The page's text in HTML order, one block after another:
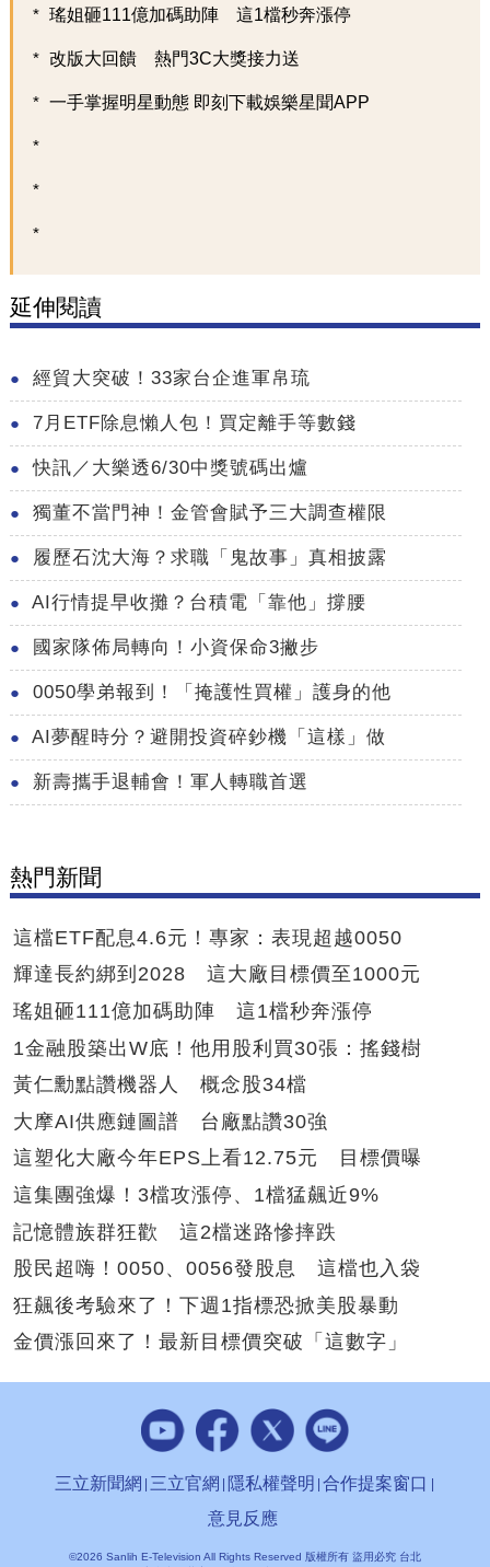
瑤姐砸111億加碼助陣 這1檔秒奔漲停
改版大回饋 熱門3C大獎接力送
一手掌握明星動態 即刻下載娛樂星聞APP
延伸閱讀
經貿大突破！33家台企進軍帛琉
7月ETF除息懶人包！買定離手等數錢
快訊／大樂透6/30中獎號碼出爐
獨董不當門神！金管會賦予三大調查權限
履歷石沈大海？求職「鬼故事」真相披露
AI行情提早收攤？台積電「靠他」撐腰
國家隊佈局轉向！小資保命3撇步
0050學弟報到！「掩護性買權」護身的他
AI夢醒時分？避開投資碎鈔機「這樣」做
新壽攜手退輔會！軍人轉職首選
熱門新聞
這檔ETF配息4.6元！專家：表現超越0050
輝達長約綁到2028 這大廠目標價至1000元
瑤姐砸111億加碼助陣 這1檔秒奔漲停
1金融股築出W底！他用股利買30張：搖錢樹
黃仁勳點讚機器人 概念股34檔
大摩AI供應鏈圖譜 台廠點讚30強
這塑化大廠今年EPS上看12.75元 目標價曝
這集團強爆！3檔攻漲停、1檔猛飆近9%
記憶體族群狂歡 這2檔迷路慘摔跌
股民超嗨！0050、0056發股息 這檔也入袋
狂飆後考驗來了！下週1指標恐掀美股暴動
金價漲回來了！最新目標價突破「這數字」
三立新聞網 三立官網 隱私權聲明 合作提案窗口
意見反應
©2026 Sanlih E-Television All Rights Reserved 版權所有 盜用必究 台北